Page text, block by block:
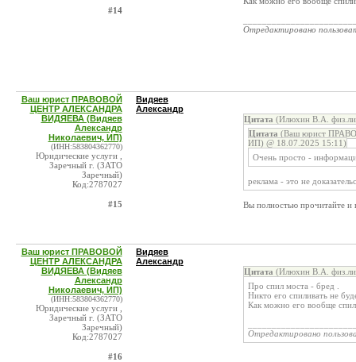
#14
Отредактировано
Ваш юрист ПРАВОВОЙ
ЦЕНТР АЛЕКСАНДРА
ВИДЯЕВА (Видяев
Александр
Николаевич, ИП)
(ИНН:583804362770)
Юридические услуги ,
Заречный г. (ЗАТО
Заречный)
Код:2787027
#15
Видяев
Александр
Цитата (Илюхин В.А.
Цитата (Ваш юрист
ИП) @ 18.07.2025 15:11)
Очень просто -
реклама - это не
Вы полностью прочитайте и
Ваш юрист ПРАВОВОЙ
ЦЕНТР АЛЕКСАНДРА
ВИДЯЕВА (Видяев
Александр
Николаевич, ИП)
(ИНН:583804362770)
Юридические услуги ,
Заречный г. (ЗАТО
Заречный)
Код:2787027
#16
Видяев
Александр
Цитата (Илюхин В.А.
Про спил моста - бред .
Никто его спиливать не
Как можно его вообще
Отредактировано